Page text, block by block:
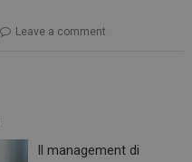
Leave a comment
Il management di